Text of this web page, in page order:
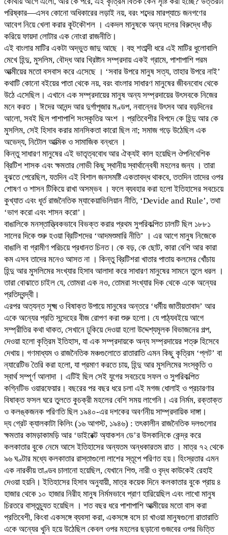
পরিষ্কার—এসব কোনো অধিকারের লড়াই নয়, বরং শব্দের মারপ্যাচে জনগণের
আবেগ নিয়ে খেলা করার কূটকৌশল । একদল মানুষকে অন্য দলের বিরুদ্ধে দাঁড়
করিয়ে ফায়দা লোটার এক নোংরা রাজনীতি।
এই বাংলার মাটির একটা অদ্ভুত জাদু আছে । বহু শতাব্দী ধরে এই মাটির ধুলোবালি
মেখে হিন্দু, মুসলিম, বৌদ্ধ আর খ্রিষ্টান সম্প্রদায় একই গ্রামে, পাশাপাশি পরম
আত্মীয়ের মতো বসবাস করে এসেছে । ‘সবার উপরে মানুষ সত্য, তাহার উপরে নাই’
কথাটি কোনো বইয়ের পাতা থেকে নয়, বরং বাংলার সাধারণ মানুষের জীবনবোধ থেকে
উঠে এসেছিল। এখানে এক সম্প্রদায়ের মানুষ অন্য সম্প্রদায়ের উৎসবকে নিজের
মনে করত । ঈদের আনন্দ আর দুর্গাপূজার মণ্ডপ, নবান্নের উৎসব আর বড়দিনের
আলো, সবই ছিল পাশাপাশি সংস্কৃতির অংশ । প্রতিবেশীর বিপদে কে হিন্দু আর কে
মুসলিম, সেই হিসাব করার মানসিকতা কারো ছিল না; সমাজ গড়ে উঠেছিল এক
অভেদ্য, নিটোল আত্মিক ও সামাজিক বন্ধনে ।
কিন্তু সাধারণ মানুষের এই ভাতৃত্ববোধ আর ঐক্যই কাল হয়েছিল ঔপনিবেশিক
ব্রিটিশ শাসক এবং ক্ষমতার লোভী কিছু স্থানীয় স্বার্থান্বেষী মহলের জন্য । তারা
বুঝতে পেরেছিল, যতদিন এই বিশাল জনসমষ্টি একতাবদ্ধ থাকবে, ততদিন তাদের ওপর
শোষণ ও শাসন টিকিয়ে রাখা অসম্ভব । ফলে ব্যবহার করা হলো ইতিহাসের সবচেয়ে
কুখ্যাত এবং ধূর্ত রাজনৈতিক ম্যাকেয়াভিলিয়ান নীতি, ‘Devide and Rule’, তথা
‘ভাগ করো এবং শাসন করো’।
বাঙালিকে মনস্তাত্ত্বিকভাবে বিভক্ত করার প্রথম সুপরিকল্পিত চালটি ছিল ১৮৮১
সালের দিকে শুরু হওয়া ব্রিটিশদের ‘আদমশুমারি নীতি’ । এর আগে মানুষ নিজেকে
বাঙালি বা গ্রামীণ পরিচয়ে প্রধানত চিনত। কে বড়, কে ছোট, কারা বেশি আর কারা
কম এসব তাদের মনেও আসত না । কিন্তু ব্রিটিশরা খাতার পাতায় কলমের খোঁচায়
হিন্দু আর মুসলিমের সংখ্যার হিসাব আলাদা করে সাধারণ মানুষের সামনে তুলে ধরল ।
তারা বোঝাতে চাইল যে, তোমরা এক নও, তোমরা সংখ্যার দিক থেকে একে অন্যের
প্রতিদ্বন্দ্বী।
এরপর অত্যন্ত সূক্ষ্ম ও বিষাক্ত উপায়ে মানুষের অন্তরে ‘ধর্মীয় জাতীয়তাবাদ’ আর
একে অন্যের প্রতি সন্দেহের বীজ রোপণ করা শুরু হলো। যে পাঠ্যবইয়ে আগে
সম্প্রীতির কথা থাকত, সেখানে ঢুকিয়ে দেওয়া হলো উদ্দেশ্যমূলক বিভাজনের গল্প,
দেওয়া হলো কৃত্রিম ইতিহাস, যা এক সম্প্রদায়কে অন্য সম্প্রদায়ের শত্রু হিসেবে
দেখায়। গণমাধ্যম ও রাজনৈতিক মঞ্চগুলোতে রাতারাতি এমন কিছু কৃত্রিম ‘প্লট’ বা
ন্যারেটিভ তৈরি করা হলো, যা প্রমাণ করতে চায়, হিন্দু আর মুসলিমের সংস্কৃতি ও
স্বার্থ সম্পূর্ণ আলাদা । এটিই ছিল সেই যুগের সবচেয়ে সফল ও সুপরিকল্পিত
কগ্নিটিভ ওয়ারফেয়ার। বছরের পর বছর ধরে চলা এই মগজ ধোলাই ও প্রচারণার
বিষাক্ত ফসল ঘরে তুলতে কুচক্রী মহলের বেশি সময় লাগেনি। এর নির্মম, রক্তাক্ত
ও কলঙ্কজনক পরিণতি ছিল ১৯৪০-এর দশকের অবর্ণনীয় সাম্প্রদায়িক দাঙ্গা।
দ্য গ্রেট ক্যালকাটা কিলিং (১৬ আগস্ট, ১৯৪৬) : তৎকালীন রাজনৈতিক দলগুলোর
ক্ষমতার কামড়াকামড়ি আর ‘ডাইরেক্ট অ্যাকশন ডে’র উসকানিকে কেন্দ্র করে
কলকাতার বুকে নেমে আসে ইতিহাসের অন্যতম অন্ধকারতম রাত । মাত্র ৭২ থেকে
৯৬ ঘণ্টার মধ্যে কলকাতার রাস্তাগুলো লাশের স্তূপে পরিণত হয়। হিংস্রতার এমন
এক নারকীয় তাণ্ডব চালানো হয়েছিল, যেখানে শিশু, নারী ও বৃদ্ধ কাউকেই রেহাই
দেওয়া হয়নি। ইতিহাসের হিসাব অনুযায়ী, মাত্র কয়েক দিনে কলকাতার বুকে প্রায় ৪
হাজার থেকে ১০ হাজার নিরীহ মানুষ নির্মমভাবে প্রাণ হারিয়েছিল এবং লাখো মানুষ
চিরতরে বাস্তুচ্যুত হয়েছিল । শত বছর ধরে পাশাপাশি আত্মীয়ের মতো বাস করা
প্রতিবেশী, কিংবা একসঙ্গে ব্যবসা করা, একসঙ্গে বসে চা খাওয়া মানুষগুলো রাতারাতি
একে অন্যের খুনি হয়ে উঠেছিল কেবল ওপর মহলের ছড়ানো গুজবের ওপর ভিত্তি